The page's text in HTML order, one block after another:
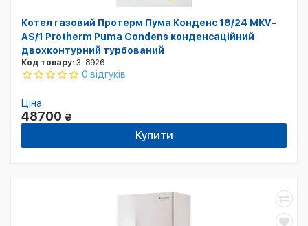
Котел газовий Протерм Пума Конденс 18/24 MKV-
AS/1 Protherm Puma Condens конденсаційний
двохконтурний турбований
Код товару: 3-8926
0 відгуків
Ціна
48700 ₴
Купити